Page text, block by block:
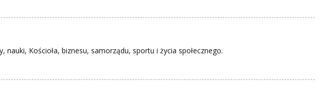
Kościoła, biznesu, samorządu, sportu i życia społecznego.